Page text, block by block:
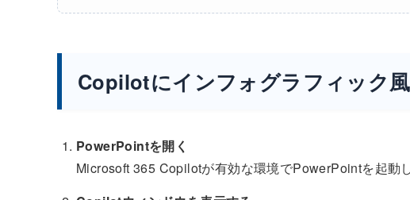
Copilotにインフォグラフィック
PowerPointを開く
Microsoft 365 Copilotが有効な環境でPowerPointを起動し